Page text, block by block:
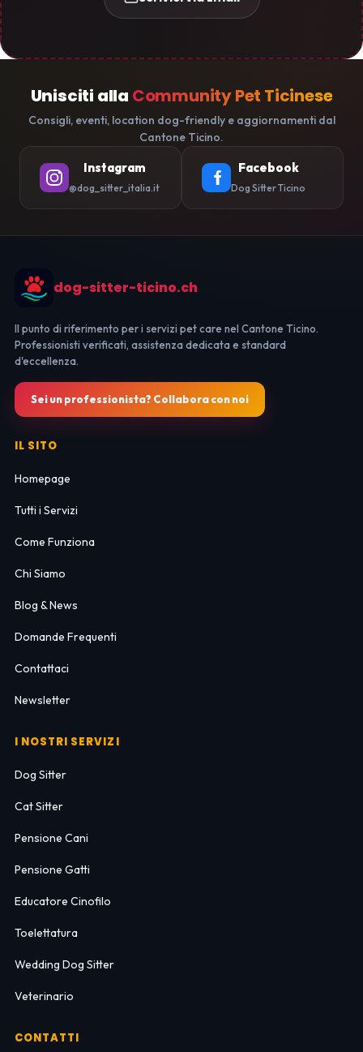
Unisciti alla Community Pet Ticinese
Consigli, eventi, location dog-friendly e aggiornamenti dal
Cantone Ticino.
Instagram
@dog_sitter_italia.it
Facebook
Dog Sitter Ticino
dog-sitter-ticino.ch
Il punto di riferimento per i servizi pet care nel Cantone Ticino.
Professionisti verificati, assistenza dedicata e standard
d'eccellenza.
Sei un professionista? Collabora con noi
IL SITO
Homepage
Tutti i Servizi
Come Funziona
Chi Siamo
Blog & News
Domande Frequenti
Contattaci
Newsletter
I NOSTRI SERVIZI
Dog Sitter
Cat Sitter
Pensione Cani
Pensione Gatti
Educatore Cinofilo
Toelettatura
Wedding Dog Sitter
Veterinario
CONTATTI